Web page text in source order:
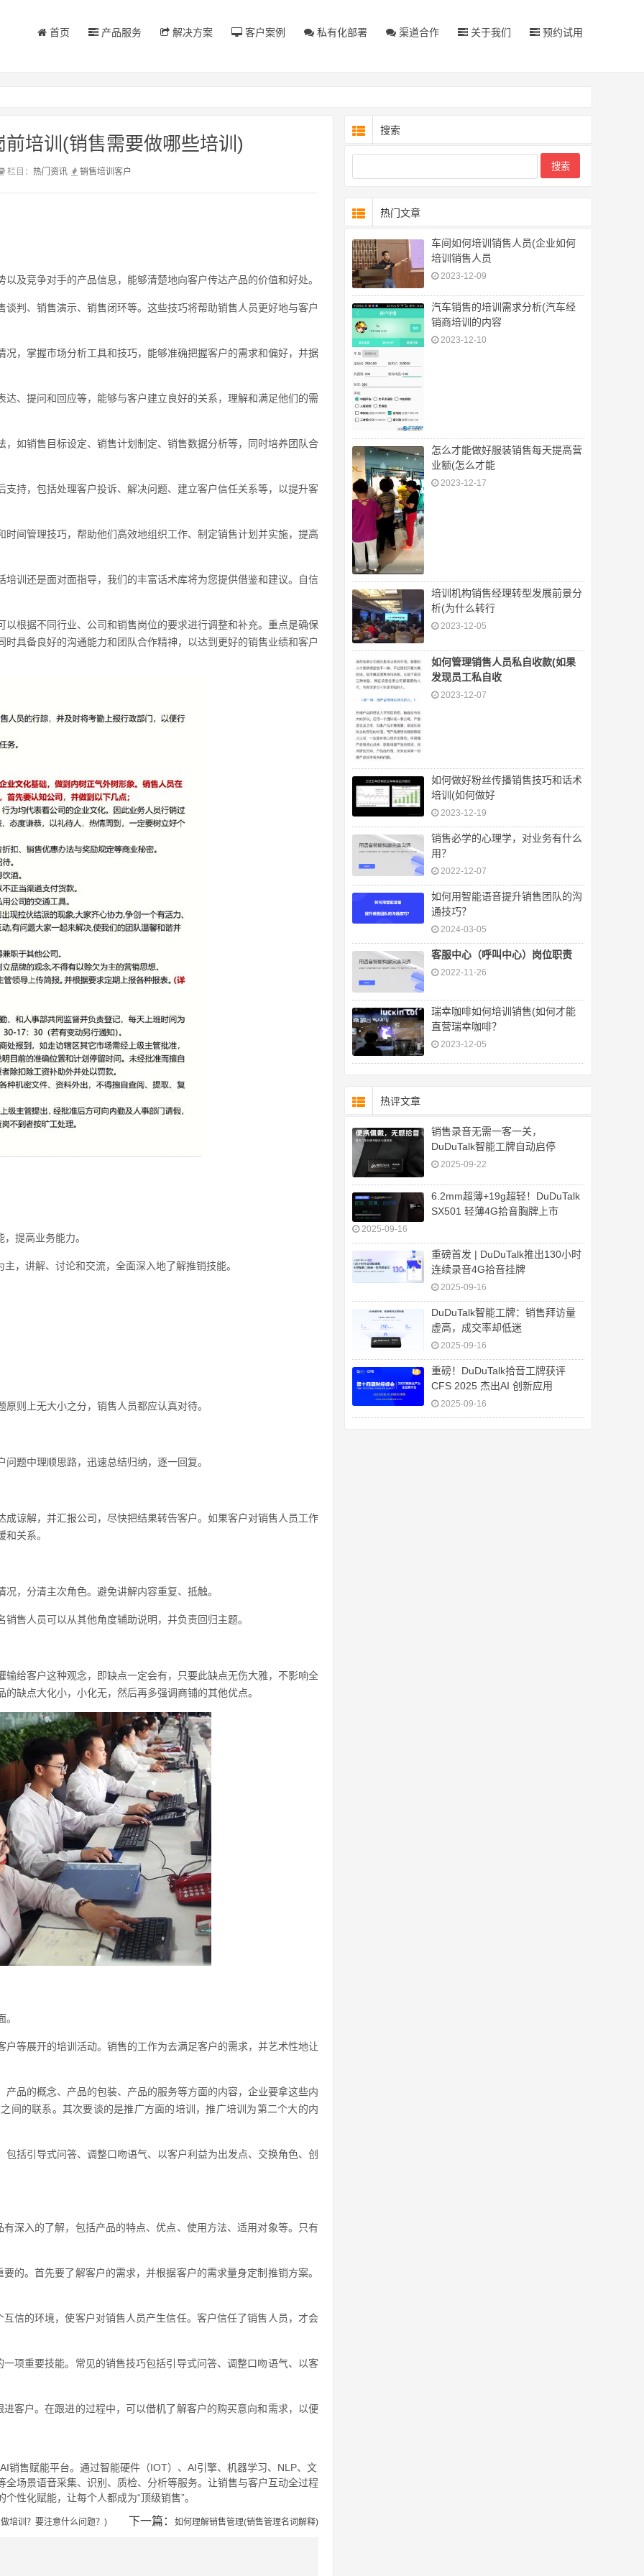
首页 产品服务 解决方案 客户案例 私有化部署 渠道合作 关于我们 预约试用
培训(销售需要做哪些培训)
栏目： 热门资讯 销售培训 客户
及竞争对手的产品信息，能够清楚地向客户传达产品的价值和好处。
判、销售演示、销售闭环等。这些技巧将帮助销售人员更好地与客户
，掌握市场分析工具和技巧，能够准确把握客户的需求和偏好，并据
、提问和回应等，能够与客户建立良好的关系，理解和满足他们的需
如销售目标设定、销售计划制定、销售数据分析等，同时培养团队合
持，包括处理客户投诉、解决问题、建立客户信任关系等，以提升客
间管理技巧，帮助他们高效地组织工作、制定销售计划并实施，提高
训还是面对面指导，我们的丰富话术库将为您提供借鉴和建议。自信
根据不同行业、公司和销售岗位的要求进行调整和补充。重点是确保
具备良好的沟通能力和团队合作精神，以达到更好的销售业绩和客户
提高业务能力。
，讲解、讨论和交流，全面深入地了解推销技能。
则上无大小之分，销售人员都应认真对待。
题中理顺思路，迅速总结归纳，逐一回复。
谅解，并汇报公司，尽快把结果转告客户。如果客户对销售人员工作
关系。
，分清主次角色。避免讲解内容重复、抵触。
售人员可以从其他角度辅助说明，并负责回归主题。
给客户这种观念，即缺点一定会有，只要此缺点无伤大雅，不影响全
缺点大化小，小化无，然后再多强调商铺的其他优点。
等展开的培训活动。销售的工作为去满足客户的需求，并艺术性地让
品的概念、产品的包装、产品的服务等方面的内容，企业要拿这些内
间的联系。其次要谈的是推广方面的培训，推广培训为第二个大的内
括引导式问答、调整口吻语气、以客户利益为出发点、交换角色、创
深入的了解，包括产品的特点、优点、使用方法、适用对象等。只有
的。首先要了解客户的需求，并根据客户的需求量身定制推销方案。
信的环境，使客户对销售人员产生信任。客户信任了销售人员，才会
项重要技能。常见的销售技巧包括引导式问答、调整口吻语气、以客
客户。在跟进的过程中，可以借机了解客户的购买意向和需求，以便
销售赋能平台。通过智能硬件（IOT）、AI引擎、机器学习、NLP、文
场景语音采集、识别、质检、分析等服务。让销售与客户互动全过程
性化赋能，让每个人都成为“顶级销售”。
培训？要注意什么问题？) 下一篇： 如何理解销售管理(销售管理名词解释)
搜索
热门文章
车间如何培训销售人员(企业如何
培训销售人员
2023-12-09
汽车销售的培训需求分析(汽车经
销商培训的内容
2023-12-10
怎么才能做好服装销售每天提高营
业额(怎么才能
2023-12-17
培训机构销售经理转型发展前景分
析(为什么转行
2023-12-05
如何管理销售人员私自收款(如果
发现员工私自收
2023-12-07
如何做好粉丝传播销售技巧和话术
培训(如何做好
2023-12-19
销售必学的心理学，对业务有什么
用？
2022-12-07
如何用智能语音提升销售团队的沟
通技巧？
2024-03-05
客服中心（呼叫中心）岗位职责
2022-11-26
瑞幸咖啡如何培训销售(如何才能
直营瑞幸咖啡？
2023-12-05
热评文章
销售录音无需一客一关，
DuDuTalk智能工牌自动启停
2025-09-22
6.2mm超薄+19g超轻！DuDuTalk
SX501 轻薄4G拾音胸牌上市
2025-09-16
重磅首发 | DuDuTalk推出130小时
连续录音4G拾音挂牌
2025-09-16
DuDuTalk智能工牌：销售拜访量
虚高，成交率却低迷
2025-09-16
重磅！DuDuTalk拾音工牌获评
CFS 2025 杰出AI 创新应用
2025-09-16